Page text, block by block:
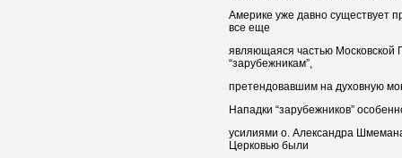
Америке уже давно существует
все еще
являющаяся частью
“зарубежникам”,
претендовавшим на духовную
Нападки “зарубежников”
усилиями о. Александра
Церковью были